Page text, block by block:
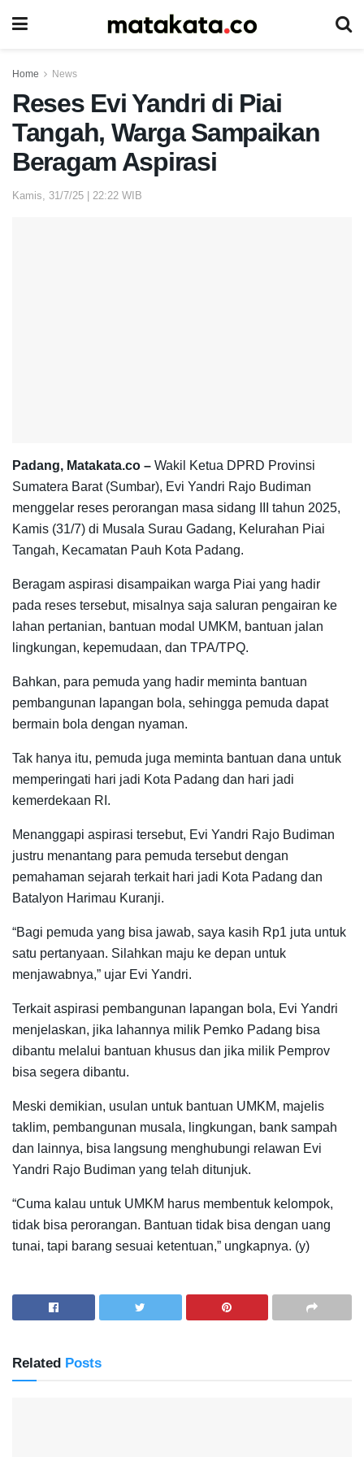
Home News
Reses Evi Yandri di Piai
Tangah, Warga Sampaikan
Beragam Aspirasi
Kamis, 31/7/25 | 22:22 WIB
Padang, Matakata.co – Wakil Ketua DPRD Provinsi
Sumatera Barat (Sumbar), Evi Yandri Rajo Budiman
menggelar reses perorangan masa sidang III tahun 2025,
Kamis (31/7) di Musala Surau Gadang, Kelurahan Piai
Tangah, Kecamatan Pauh Kota Padang.
Beragam aspirasi disampaikan warga Piai yang hadir
pada reses tersebut, misalnya saja saluran pengairan ke
lahan pertanian, bantuan modal UMKM, bantuan jalan
lingkungan, kepemudaan, dan TPA/TPQ.
Bahkan, para pemuda yang hadir meminta bantuan
pembangunan lapangan bola, sehingga pemuda dapat
bermain bola dengan nyaman.
Tak hanya itu, pemuda juga meminta bantuan dana untuk
memperingati hari jadi Kota Padang dan hari jadi
kemerdekaan RI.
Menanggapi aspirasi tersebut, Evi Yandri Rajo Budiman
justru menantang para pemuda tersebut dengan
pemahaman sejarah terkait hari jadi Kota Padang dan
Batalyon Harimau Kuranji.
“Bagi pemuda yang bisa jawab, saya kasih Rp1 juta untuk
satu pertanyaan. Silahkan maju ke depan untuk
menjawabnya,” ujar Evi Yandri.
Terkait aspirasi pembangunan lapangan bola, Evi Yandri
menjelaskan, jika lahannya milik Pemko Padang bisa
dibantu melalui bantuan khusus dan jika milik Pemprov
bisa segera dibantu.
Meski demikian, usulan untuk bantuan UMKM, majelis
taklim, pembangunan musala, lingkungan, bank sampah
dan lainnya, bisa langsung menghubungi relawan Evi
Yandri Rajo Budiman yang telah ditunjuk.
“Cuma kalau untuk UMKM harus membentuk kelompok,
tidak bisa perorangan. Bantuan tidak bisa dengan uang
tunai, tapi barang sesuai ketentuan,” ungkapnya. (y)
Related Posts